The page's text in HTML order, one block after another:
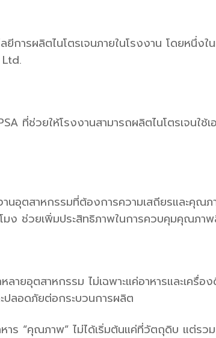
ลยีการผลิตไนโตรเจนภายในโรงงาน โดยห
ที่ช่วยให้โรงงานสามารถผลิตไนโตรเจ
นอุตสาหกรรมที่ต้องการความเสถียรและคุ
ง ช่วยเพิ่มประสิทธิภาพในการควบคุมคุณภาพ
ลายอุตสาหกรรม ไม่เฉพาะแค่อาหารและเค
ปลอดภัยต่อกระบวนการผลิต
หาร “คุณภาพ” ไม่ได้เริ่มต้นแค่ที่วัตถุดิบ แต่